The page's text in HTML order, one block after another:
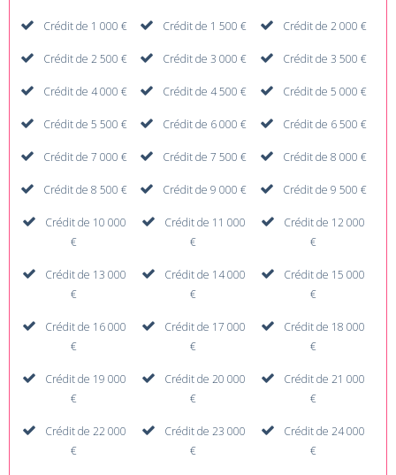
Crédit de 1 000 € Crédit de 1 500 € Crédit de 2 000 €
Crédit de 2 500 € Crédit de 3 000 € Crédit de 3 500 €
Crédit de 4 000 € Crédit de 4 500 € Crédit de 5 000 €
Crédit de 5 500 € Crédit de 6 000 € Crédit de 6 500 €
Crédit de 7 000 € Crédit de 7 500 € Crédit de 8 000 €
Crédit de 8 500 € Crédit de 9 000 € Crédit de 9 500 €
Crédit de 10 000
€
Crédit de 11 000
€
Crédit de 12 000
€
Crédit de 13 000
€
Crédit de 14 000
€
Crédit de 15 000
€
Crédit de 16 000
€
Crédit de 17 000
€
Crédit de 18 000
€
Crédit de 19 000
€
Crédit de 20 000
€
Crédit de 21 000
€
Crédit de 22 000
€
Crédit de 23 000
€
Crédit de 24 000
€